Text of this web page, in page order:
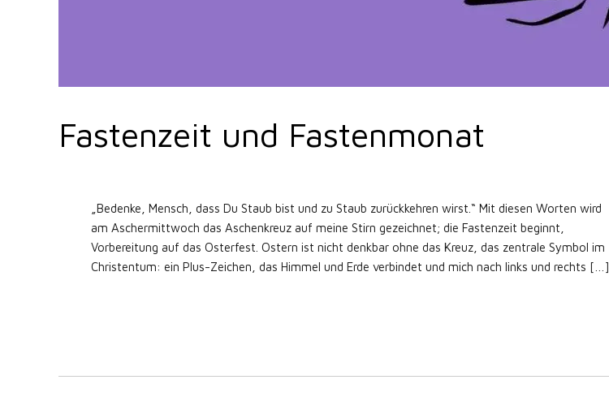
Fastenzeit und Fastenmonat
„Bedenke, Mensch, dass Du Staub bist und zu Staub zurückkehren wirst.“ Mit diesen Worten wird
am Aschermittwoch das Aschenkreuz auf meine Stirn gezeichnet; die Fastenzeit beginnt,
Vorbereitung auf das Osterfest. Ostern ist nicht denkbar ohne das Kreuz, das zentrale Symbol im
Christentum: ein Plus-Zeichen, das Himmel und Erde verbindet und mich nach links und rechts […]